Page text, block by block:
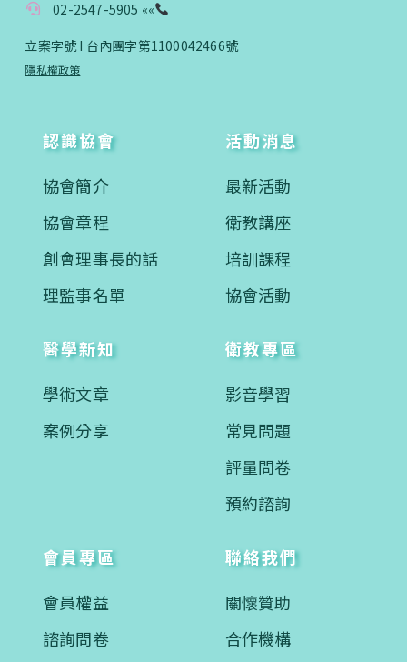
02-2547-5905 ««
立案字號 I 台內團字第1100042466號
隱私權政策
認識協會
協會簡介
協會章程
創會理事長的話
理監事名單
活動消息
最新活動
衛教講座
培訓課程
協會活動
醫學新知
學術文章
案例分享
衛教專區
影音學習
常見問題
評量問卷
預約諮詢
會員專區
會員權益
諮詢問卷
聯絡我們
關懷贊助
合作機構